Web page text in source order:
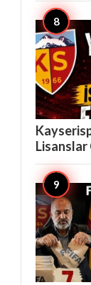
Lisanslar